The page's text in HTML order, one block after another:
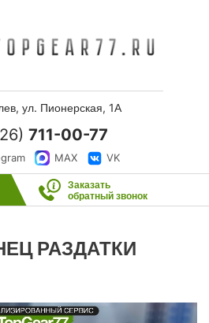
ул. Пионерская, 1А
711-00-77
MAX VK
Заказать
обратный звонок
РАЗДАТКИ